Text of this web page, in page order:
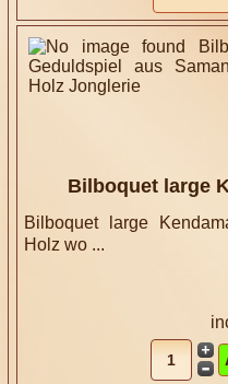
Bilboquet large
Bilboquet large
Holz wo ...